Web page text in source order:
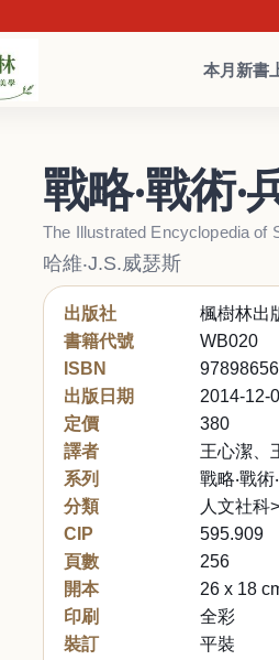
本月新書
戰略‧戰術
The Illustrated Encyclopedia of
哈維‧J.S.威瑟斯
出版社
楓樹林出
書籍代號
WB020
ISBN
出版日期
2014-12-
定價
380
譯者
王心潔、
系列
戰略‧戰術
分類
人文社科
CIP
595.909
頁數
256
開本
26 x 18
印刷
全彩
裝訂
平裝